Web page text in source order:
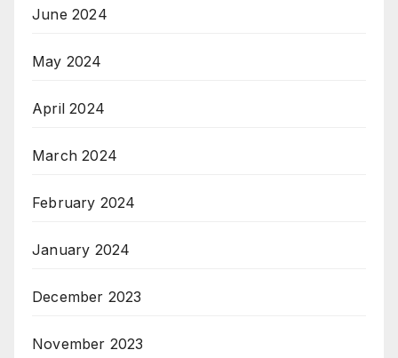
June 2024
May 2024
April 2024
March 2024
February 2024
January 2024
December 2023
November 2023